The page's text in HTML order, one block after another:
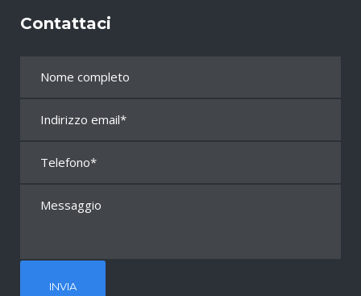
Contattaci